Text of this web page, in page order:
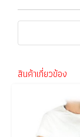
สินค้าเกี่ยวข้อง